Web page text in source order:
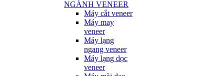
NGÀNH VENEER
Máy cắt veneer
Máy may
veneer
Máy lạng
ngang veneer
Máy lạng dọc
veneer